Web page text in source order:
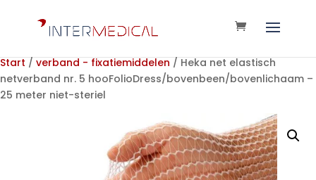
Start / verband - fixatiemiddelen / Heka net elastisch
netverband nr. 5 hooFolioDress/bovenbeen/bovenlichaam –
25 meter niet-steriel